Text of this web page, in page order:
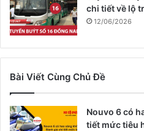
chi tiết về lộ
12/06/2026
Bài Viết Cùng Chủ Đề
Nouvo 6 có
tiết mức tiêu